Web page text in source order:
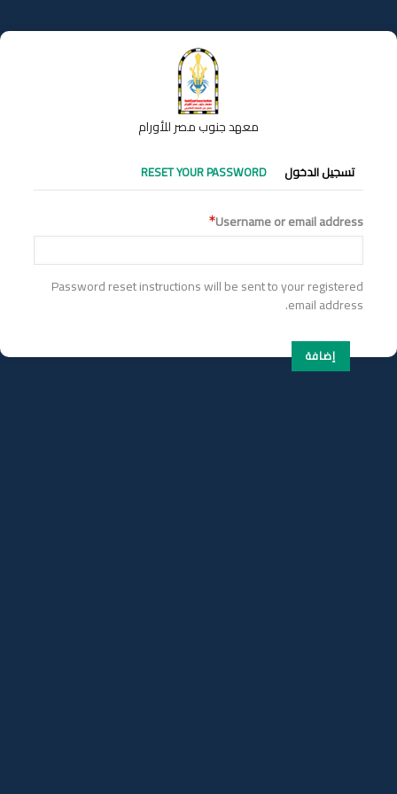
إلى
المحتوى
معهد جنوب مصر للأورام
التبويبات
الأساسية
تسجيل الدخول RESET YOUR PASSWORD
Username or email address
Password reset instructions will be sent to your registered
email address.